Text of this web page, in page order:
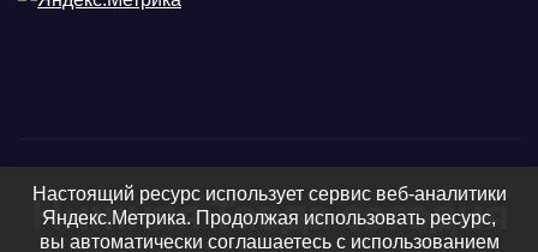
Нижняя Тавда сегодня
Настоящий ресурс использует сервис веб-аналитики
Яндекс.Метрика. Продолжая использовать ресурс,
вы автоматически соглашаетесь с использованием